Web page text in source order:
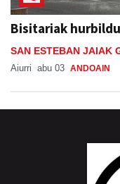
Bisitariak
SAN ESTEBAN JAIAK
Aiurri abu 03 ANDOAIN